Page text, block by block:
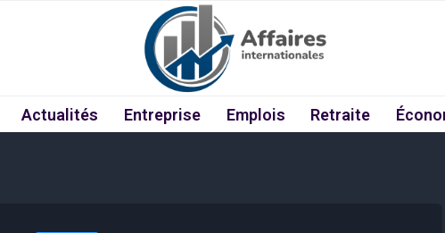
Actualités Entreprise Emplois Retraite